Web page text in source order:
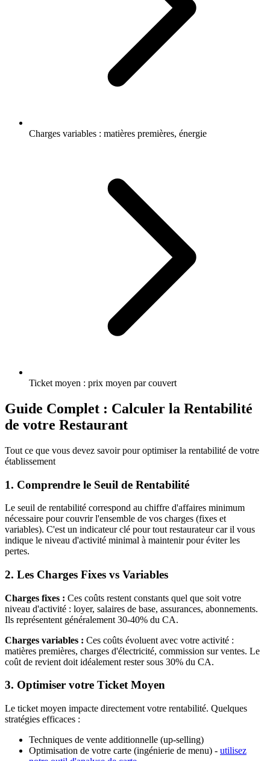
Charges variables : matières premières, énergie
Ticket moyen : prix moyen par couvert
Guide Complet : Calculer la Rentabilité
de votre Restaurant
Tout ce que vous devez savoir pour optimiser la rentabilité de votre
établissement
1. Comprendre le Seuil de Rentabilité
Le seuil de rentabilité correspond au chiffre d'affaires minimum
nécessaire pour couvrir l'ensemble de vos charges (fixes et
variables). C'est un indicateur clé pour tout restaurateur car il vous
indique le niveau d'activité minimal à maintenir pour éviter les
pertes.
2. Les Charges Fixes vs Variables
Charges fixes : Ces coûts restent constants quel que soit votre
niveau d'activité : loyer, salaires de base, assurances, abonnements.
Ils représentent généralement 30-40% du CA.
Charges variables : Ces coûts évoluent avec votre activité :
matières premières, charges d'électricité, commission sur ventes. Le
coût de revient doit idéalement rester sous 30% du CA.
3. Optimiser votre Ticket Moyen
Le ticket moyen impacte directement votre rentabilité. Quelques
stratégies efficaces :
Techniques de vente additionnelle (up-selling)
Optimisation de votre carte (ingénierie de menu) - utilisez